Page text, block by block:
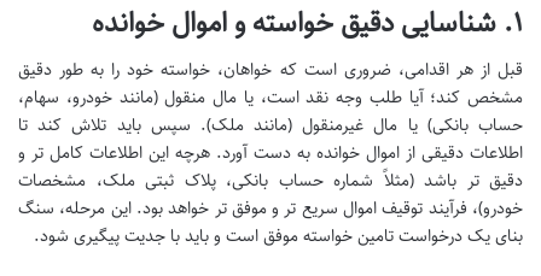
۱. شناسایی دقیق خواسته و اموال خوانده
قبل از هر اقدامی، ضروری است که خواهان، خواسته خود را به طور دقیق
مشخص کند؛ آیا طلب وجه نقد است، یا مال منقول (مانند خودرو، سهام،
حساب بانکی) یا مال غیرمنقول (مانند ملک). سپس باید تلاش کند تا
اطلاعات دقیقی از اموال خوانده به دست آورد. هرچه این اطلاعات کامل تر و
دقیق تر باشد (مثلاً شماره حساب بانکی، پلاک ثبتی ملک، مشخصات
خودرو)، فرآیند توقیف اموال سریع تر و موفق تر خواهد بود. این مرحله، سنگ
بنای یک درخواست تامین خواسته موفق است و باید با جدیت پیگیری شود.